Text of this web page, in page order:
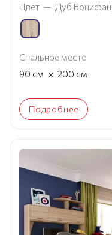
Цвет — Дуб
Спальное место
90 см × 200 см
Подробнее